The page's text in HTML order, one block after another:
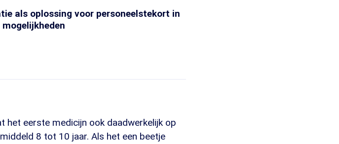
als oplossing voor personeelstekort in
het eerste medicijn ook daadwerkelijk op
8 tot 10 jaar. Als het een beetje